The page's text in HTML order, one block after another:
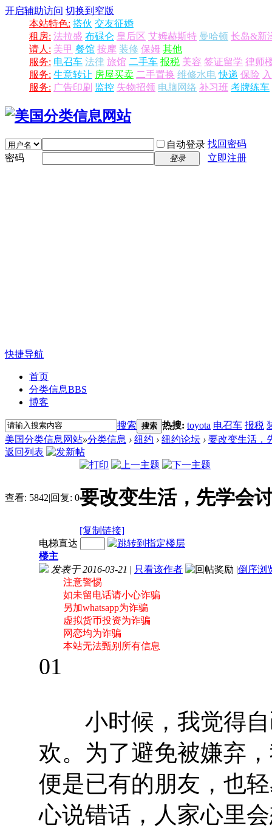
开启辅助访问 切换到窄版
本站特色: 搭伙 交友征婚
租房: 法拉盛 布碌仑 皇后区 艾姆赫斯特 曼哈顿 长岛&新
请人: 美甲 餐馆 按摩 装修 保姆 其他
服务: 电召车 法律 旅馆 二手车 报税 美容 签证留学 律师
服务: 生意转让 房屋买卖 二手置换 维修水电 快递 保险
服务: 广告印刷 监控 失物招领 电脑网络 补习班 考牌练车
自动登录 找回密码
密码
登录 立即注册
快捷导航
首页
分类信息BBS
博客
搜索 搜索 热搜: toyota 电召车 报税
美国分类信息网站»分类信息 › 纽约 › 纽约论坛 › 要改变生活，
返回列表
查看: 5842|回复: 0要改变生活，先学会
[复制链接]
电梯直达
楼主
发表于 2016-03-21 | 只看该作者 |倒序浏
注意警惕
如未留电话请小心诈骗
另加whatsapp为诈骗
虚拟货币投资为诈骗
网恋均为诈骗
本站无法甄别所有信息
01
小时候，我觉得自
欢。为了避免被嫌弃
便是已有的朋友，也
心说错话，人家心里